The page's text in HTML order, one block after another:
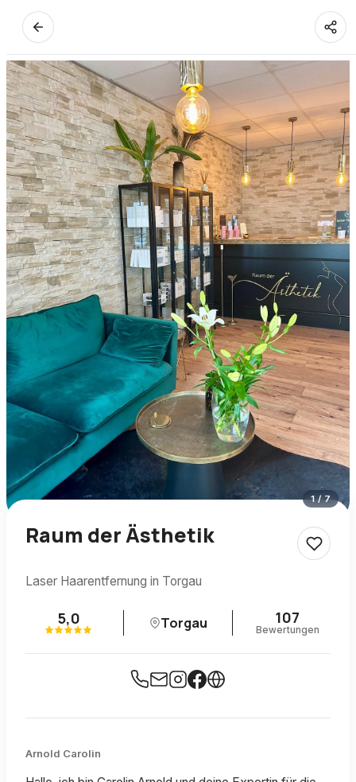
1/7
Raum der Ästhetik
Laser Haarentfernung in Torgau
5,0 Torgau 107
Bewertungen
Arnold Carolin